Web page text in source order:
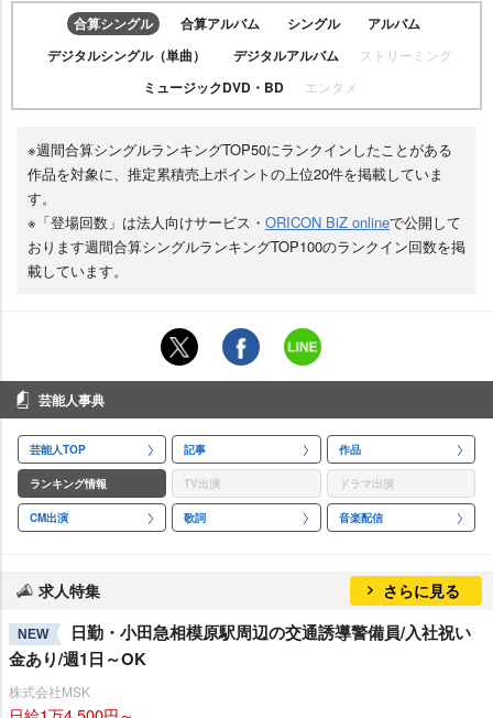
合算シングル 合算アルバム シングル
アルバム
デジタルシングル（単曲）
デジタルアルバム ストリーミング
ミュージックDVD・BD エンタメ
※週間合算シングルランキングTOP50にランクインしたことがある
作品を対象に、推定累積売上ポイントの上位20件を掲載していま
す。
※「登場回数」は法人向けサービス・ ORICON BiZ onlineで公開して
おります週間合算シングルランキングTOP100のランクイン回数を掲
載しています。
芸能人事典
芸能人TOP 記事 作品
ランキング情報 TV出演 ドラマ出演
CM出演 歌詞 音楽配信
求人特集 さらに見る
NEW
日勤・小田急相模原駅周辺の交通誘導警備員/入社祝い
金あり/週1日～OK
株式会社MSK